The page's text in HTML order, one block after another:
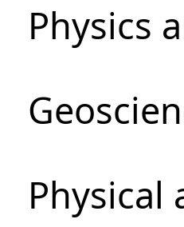
Physics
Physical